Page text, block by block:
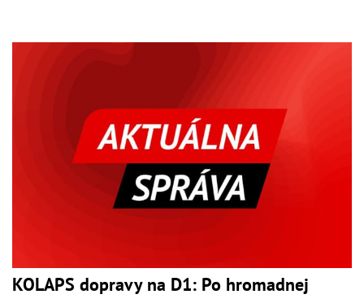
KOLAPS dopravy na D1: Po hromadnej